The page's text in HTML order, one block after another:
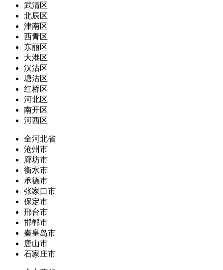
武清区
北辰区
津南区
西青区
东丽区
大港区
汉沽区
塘沽区
红桥区
河北区
南开区
河西区
全河北省
沧州市
廊坊市
衡水市
承德市
张家口市
保定市
邢台市
邯郸市
秦皇岛市
唐山市
石家庄市